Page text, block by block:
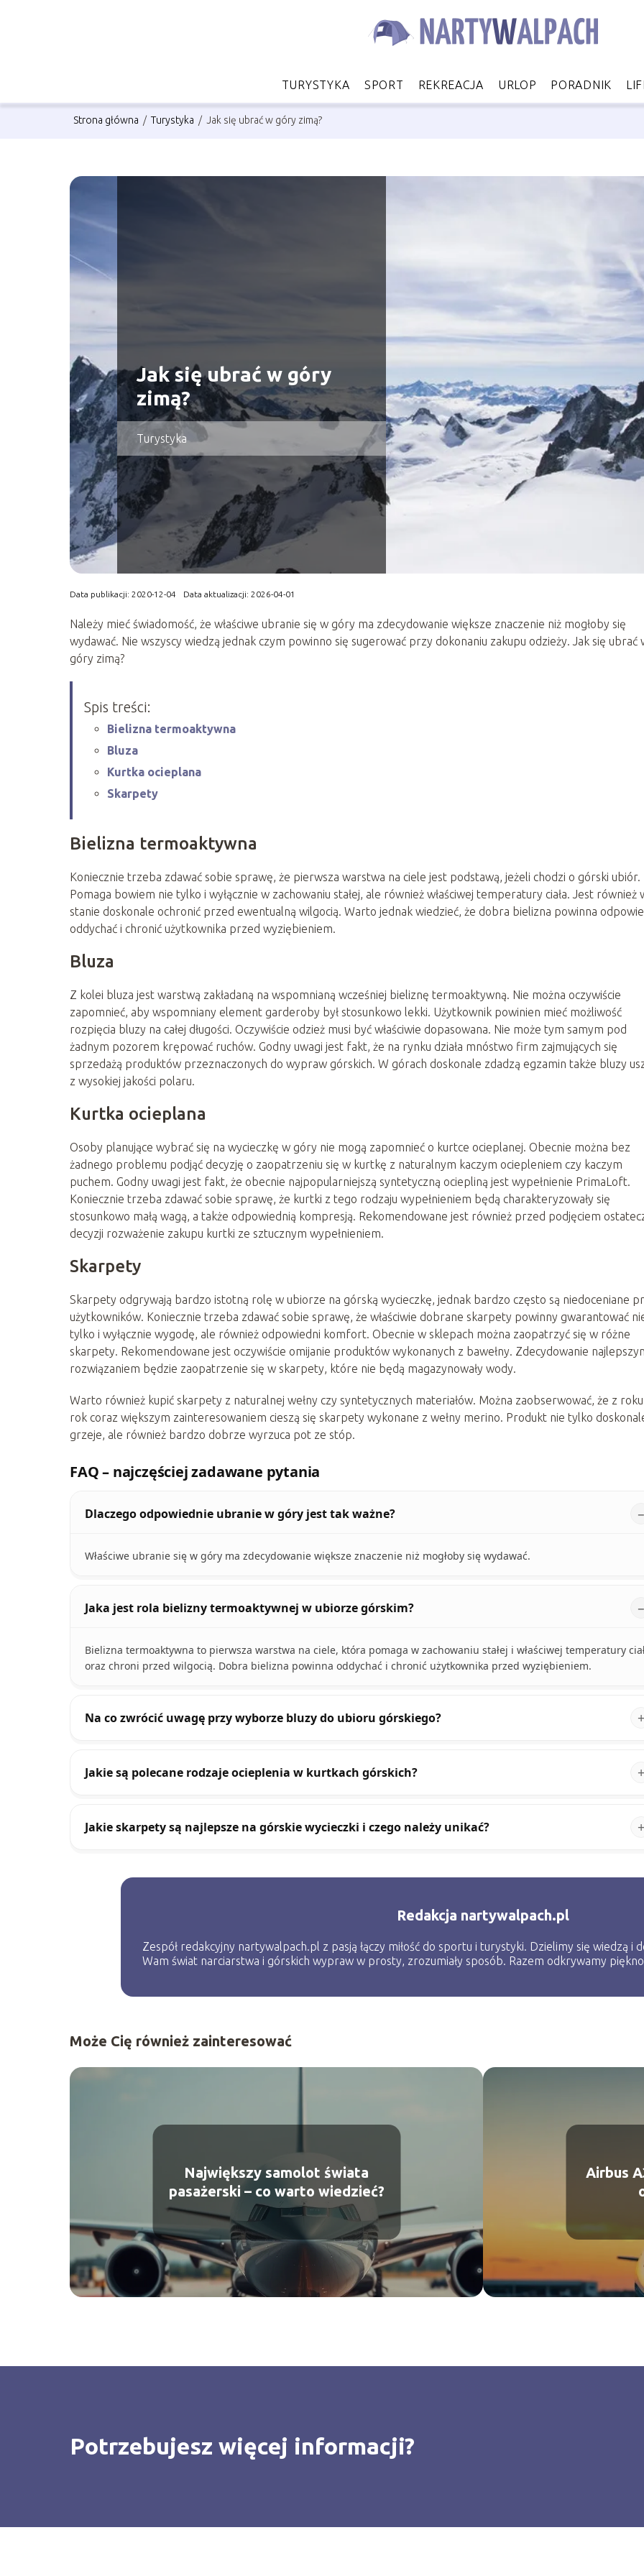
TURYSTYKA SPORT REKREACJA URLOP PORADNIK
Strona główna / Turystyka / Jak się ubrać w góry zimą?
Jak się ubrać w góry
zimą?
Turystyka
Data publikacji: 2020-12-04 Data aktualizacji: 2026-04-01
Należy mieć świadomość, że właściwe ubranie się w góry ma zdecydowanie większe znaczenie niż mogłoby się
wydawać. Nie wszyscy wiedzą jednak czym powinno się sugerować przy dokonaniu zakupu odzieży. Jak się ubrać
góry zimą?
Spis treści:
Bielizna termoaktywna
Bluza
Kurtka ocieplana
Skarpety
Bielizna termoaktywna
Koniecznie trzeba zdawać sobie sprawę, że pierwsza warstwa na ciele jest podstawą, jeżeli chodzi o górski ubiór.
Pomaga bowiem nie tylko i wyłącznie w zachowaniu stałej, ale również właściwej temperatury ciała. Jest również
stanie doskonale ochronić przed ewentualną wilgocią. Warto jednak wiedzieć, że dobra bielizna powinna
oddychać i chronić użytkownika przed wyziębieniem.
Bluza
Z kolei bluza jest warstwą zakładaną na wspomnianą wcześniej bieliznę termoaktywną. Nie można oczywiście
zapomnieć, aby wspomniany element garderoby był stosunkowo lekki. Użytkownik powinien mieć możliwość
rozpięcia bluzy na całej długości. Oczywiście odzież musi być właściwie dopasowana. Nie może tym samym pod
żadnym pozorem krępować ruchów. Godny uwagi jest fakt, że na rynku działa mnóstwo firm zajmujących się
sprzedażą produktów przeznaczonych do wypraw górskich. W górach doskonale zdadzą egzamin także bluzy
z wysokiej jakości polaru.
Kurtka ocieplana
Osoby planujące wybrać się na wycieczkę w góry nie mogą zapomnieć o kurtce ocieplanej. Obecnie można bez
żadnego problemu podjąć decyzję o zaopatrzeniu się w kurtkę z naturalnym kaczym ociepleniem czy kaczym
puchem. Godny uwagi jest fakt, że obecnie najpopularniejszą syntetyczną ociepliną jest wypełnienie PrimaLoft.
Koniecznie trzeba zdawać sobie sprawę, że kurtki z tego rodzaju wypełnieniem będą charakteryzowały się
stosunkowo małą wagą, a także odpowiednią kompresją. Rekomendowane jest również przed podjęciem
decyzji rozważenie zakupu kurtki ze sztucznym wypełnieniem.
Skarpety
Skarpety odgrywają bardzo istotną rolę w ubiorze na górską wycieczkę, jednak bardzo często są niedoceniane
użytkowników. Koniecznie trzeba zdawać sobie sprawę, że właściwie dobrane skarpety powinny gwarantować
tylko i wyłącznie wygodę, ale również odpowiedni komfort. Obecnie w sklepach można zaopatrzyć się w różne
skarpety. Rekomendowane jest oczywiście omijanie produktów wykonanych z bawełny. Zdecydowanie
rozwiązaniem będzie zaopatrzenie się w skarpety, które nie będą magazynowały wody.
Warto również kupić skarpety z naturalnej wełny czy syntetycznych materiałów. Można zaobserwować, że z
rok coraz większym zainteresowaniem cieszą się skarpety wykonane z wełny merino. Produkt nie tylko
grzeje, ale również bardzo dobrze wyrzuca pot ze stóp.
FAQ – najczęściej zadawane pytania
Dlaczego odpowiednie ubranie w góry jest tak ważne?
Właściwe ubranie się w góry ma zdecydowanie większe znaczenie niż mogłoby się wydawać.
Jaka jest rola bielizny termoaktywnej w ubiorze górskim?
Bielizna termoaktywna to pierwsza warstwa na ciele, która pomaga w zachowaniu stałej i właściwej temperatury
oraz chroni przed wilgocią. Dobra bielizna powinna oddychać i chronić użytkownika przed wyziębieniem.
Na co zwrócić uwagę przy wyborze bluzy do ubioru górskiego?
Jakie są polecane rodzaje ocieplenia w kurtkach górskich?
Jakie skarpety są najlepsze na górskie wycieczki i czego należy unikać?
Redakcja nartywalpach.pl
Zespół redakcyjny nartywalpach.pl z pasją łączy miłość do sportu i turystyki. Dzielimy się wiedzą i
Wam świat narciarstwa i górskich wypraw w prosty, zrozumiały sposób. Razem odkrywamy
Może Cię również zainteresować
Największy samolot świata
pasażerski – co warto wiedzieć?
Airbus
Potrzebujesz więcej informacji?